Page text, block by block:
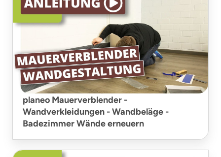
planeo Mauerverblender -
Wandverkleidungen - Wandbeläge -
Badezimmer Wände erneuern